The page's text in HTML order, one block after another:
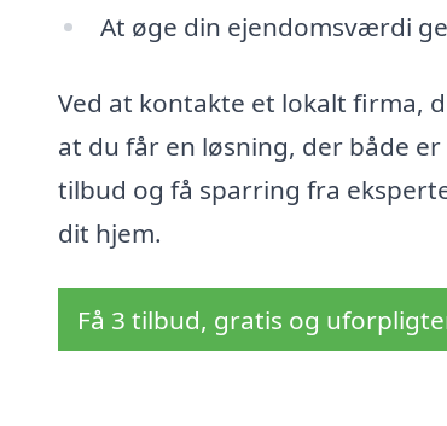
At øge din ejendomsværdi
Ved at kontakte et lokalt firma,
at du får en løsning, der både
tilbud og få sparring fra
dit hjem.
Få 3 tilbud, gratis og